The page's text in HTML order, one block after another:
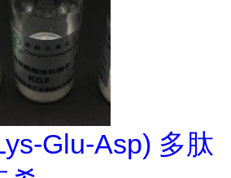
Glu-Asp) 多肽